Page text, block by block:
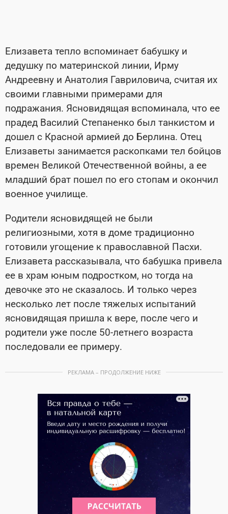
Елизавета тепло вспоминает бабушку и
дедушку по материнской линии, Ирму
Андреевну и Анатолия Гавриловича, считая их
своими главными примерами для
подражания. Ясновидящая вспоминала, что ее
прадед Василий Степаненко был танкистом и
дошел с Красной армией до Берлина. Отец
Елизаветы занимается раскопками тел бойцов
времен Великой Отечественной войны, а ее
младший брат пошел по его стопам и окончил
военное училище.
Родители ясновидящей не были
религиозными, хотя в доме традиционно
готовили угощение к православной Пасхи.
Елизавета рассказывала, что бабушка привела
ее в храм юным подростком, но тогда на
девочке это не сказалось. И только через
несколько лет после тяжелых испытаний
ясновидящая пришла к вере, после чего и
родители уже после 50-летнего возраста
последовали ее примеру.
РЕКЛАМА – ПРОДОЛЖЕНИЕ НИЖЕ